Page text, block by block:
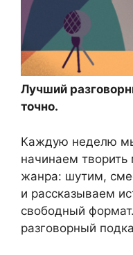
Лучший
точно.
Каждую неделю
начинаем творить
жанра: шутим,
и рассказываем
свободный
разговорный